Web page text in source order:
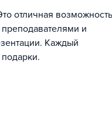
отличная возможность
и
Каждый